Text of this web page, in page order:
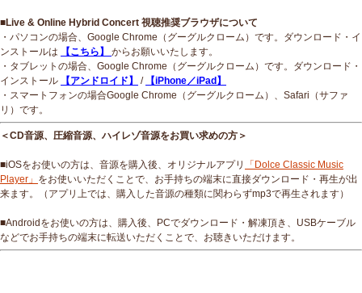
■Live & Online Hybrid Concert 視聴推奨ブラウザについて
・パソコンの場合、Google Chrome（グーグルクローム）です。ダウンロード・イ
ンストールは
【こちら】
からお願いいたします。
・タブレットの場合、Google Chrome（グーグルクローム）です。ダウンロード・
インストール
【アンドロイド】 /
【iPhone／iPad】
・スマートフォンの場合Google Chrome（グーグルクローム）、Safari（サファ
リ）です。
＜CD音源、圧縮音源、ハイレゾ音源をお買い求めの方＞
■iOSをお使いの方は、音源を購入後、オリジナルアプリ
「Dolce Classic Music
Player」 をお使いいただくことで、お手持ちの端末に直接ダウンロード・再生が出
来ます。（アプリ上では、購入した音源の種類に関わらずmp3で再生されます）
■Androidをお使いの方は、購入後、PCでダウンロード・解凍頂き、USBケーブル
などでお手持ちの端末に転送いただくことで、お聴きいただけます。